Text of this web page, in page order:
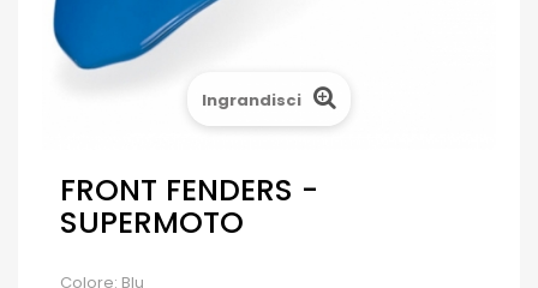
Ingrandisci
FRONT FENDERS -
SUPERMOTO
Colore: Blu